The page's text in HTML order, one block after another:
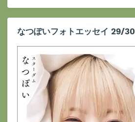
なつぽいフォトエッセイ 29/30